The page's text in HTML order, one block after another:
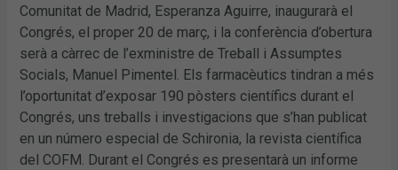
Comunitat de Madrid, Esperanza Aguirre, inaugurarà el
Congrés, el proper 20 de març, i la conferència d’obertura
serà a càrrec de l’exministre de Treball i Assumptes
Socials, Manuel Pimentel. Els farmacèutics tindran a més
l’oportunitat d’exposar 190 pòsters científics durant el
Congrés, uns treballs i investigacions que s’han publicat
en un número especial de Schironia, la revista científica
del COFM. Durant el Congrés es presentarà un informe